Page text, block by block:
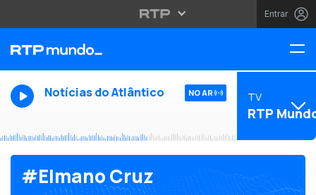
Entrar
Notícias do Atlântico NO AR TV
RTP
#Elmano Cruz